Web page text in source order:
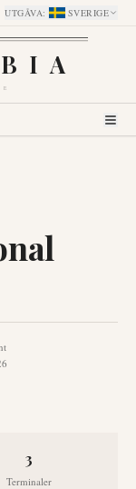
UTGÅVA: SVERIGE
3
Terminaler